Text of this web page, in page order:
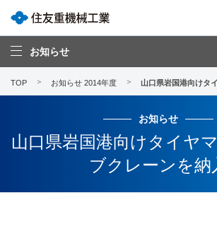
お知らせ
TOP お知らせ 2014年度 山口県岩国港向けタ
お知らせ
山口県岩国港向けタイヤ
ブクレーンを納